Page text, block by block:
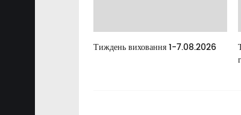
Тиждень виховання 1-7.08.2026